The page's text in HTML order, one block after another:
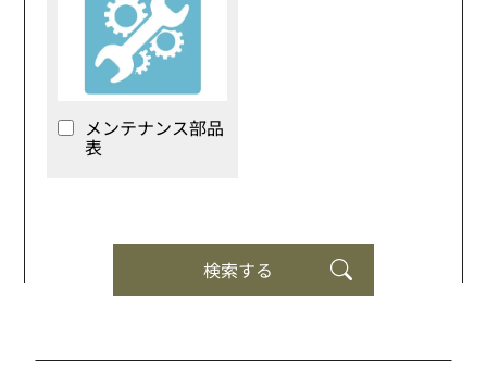
メンテナンス部品
表
検索する